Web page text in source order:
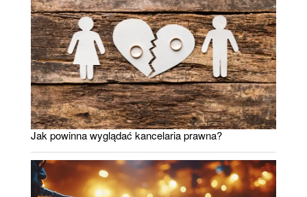
Jak powinna wyglądać kancelaria prawna?